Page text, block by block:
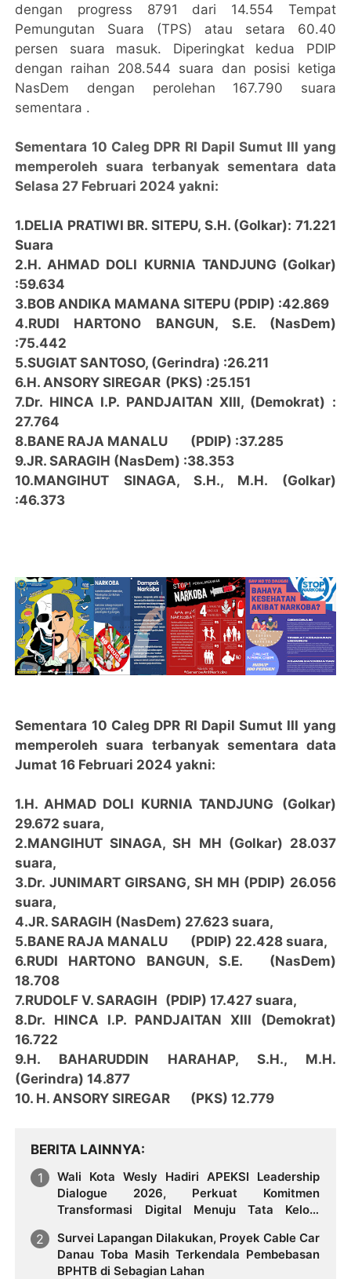
dengan progress 8791 dari 14.554 Tempat
Pemungutan Suara (TPS) atau setara 60.40
persen suara masuk. Diperingkat kedua PDIP
dengan raihan 208.544 suara dan posisi ketiga
NasDem dengan perolehan 167.790 suara
sementara .
Sementara 10 Caleg DPR RI Dapil Sumut III yang
memperoleh suara terbanyak sementara data
Selasa 27 Februari 2024 yakni:
1.DELIA PRATIWI BR. SITEPU, S.H. (Golkar): 71.221
Suara
2.H. AHMAD DOLI KURNIA TANDJUNG (Golkar)
:59.634
3.BOB ANDIKA MAMANA SITEPU (PDIP) :42.869
4.RUDI HARTONO BANGUN, S.E. (NasDem)
:75.442
5.SUGIAT SANTOSO, (Gerindra) :26.211
6.H. ANSORY SIREGAR (PKS) :25.151
7.Dr. HINCA I.P. PANDJAITAN XIII, (Demokrat) :
27.764
8.BANE RAJA MANALU
(PDIP) :37.285
9.JR. SARAGIH (NasDem) :38.353
10.MANGIHUT SINAGA, S.H., M.H. (Golkar)
:46.373
Sementara 10 Caleg DPR RI Dapil Sumut III yang
memperoleh suara terbanyak sementara data
Jumat 16 Februari 2024 yakni:
1.H. AHMAD DOLI KURNIA TANDJUNG
(Golkar)
29.672 suara,
2.MANGIHUT SINAGA, SH MH (Golkar) 28.037
suara,
3.Dr. JUNIMART GIRSANG, SH MH (PDIP) 26.056
suara,
4.JR. SARAGIH (NasDem) 27.623 suara,
5.BANE RAJA MANALU
(PDIP) 22.428 suara,
6.RUDI HARTONO BANGUN, S.E.
(NasDem)
18.708
7.RUDOLF V. SARAGIH (PDIP) 17.427 suara,
8.Dr. HINCA I.P. PANDJAITAN XIII (Demokrat)
16.722
9.H. BAHARUDDIN HARAHAP, S.H., M.H.
(Gerindra) 14.877
10. H. ANSORY SIREGAR
(PKS) 12.779
BERITA LAINNYA
Wali Kota Wesly Hadiri APEKSI Leadership
Dialogue 2026, Perkuat Komitmen
Transformasi Digital Menuju Tata Kelola
Survei Lapangan Dilakukan, Proyek Cable Car
Danau Toba Masih Terkendala Pembebasan
BPHTB di Sebagian Lahan